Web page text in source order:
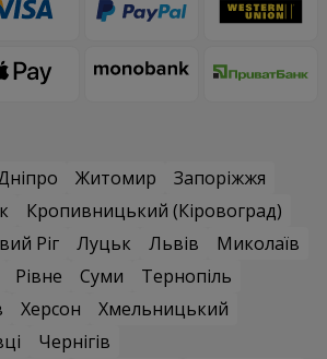
Житомир
Запоріжжя
Кропивницький (Кіровоград)
Ріг Луцьк Львів
Миколаїв
Рівне Суми
Тернопіль
Херсон
Хмельницький
Чернігів